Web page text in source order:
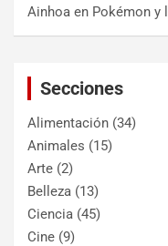
Ainhoa en Pokémon y
Secciones
Alimentación (34)
Animales (15)
Arte (2)
Belleza (13)
Ciencia (45)
Cine (9)